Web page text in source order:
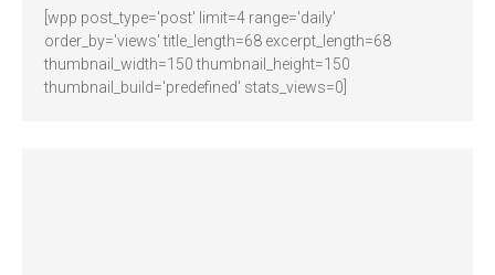
[wpp post_type='post' limit=4 range='daily'
order_by='views' title_length=68 excerpt_length=68
thumbnail_width=150 thumbnail_height=150
thumbnail_build='predefined' stats_views=0]